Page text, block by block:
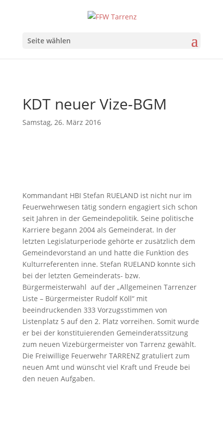
Seite wählen
KDT neuer Vize-BGM
Samstag, 26. März 2016
Kommandant HBI Stefan RUELAND ist nicht nur im
Feuerwehrwesen tätig sondern engagiert sich schon
seit Jahren in der Gemeindepolitik. Seine politische
Karriere begann 2004 als Gemeinderat. In der
letzten Legislaturperiode gehörte er zusätzlich dem
Gemeindevorstand an und hatte die Funktion des
Kulturreferenten inne. Stefan RUELAND konnte sich
bei der letzten Gemeinderats- bzw.
Bürgermeisterwahl auf der „Allgemeinen Tarrenzer
Liste – Bürgermeister Rudolf Köll“ mit
beeindruckenden 333 Vorzugsstimmen von
Listenplatz 5 auf den 2. Platz vorreihen. Somit wurde
er bei der konstituierenden Gemeinderatssitzung
zum neuen Vizebürgermeister von Tarrenz gewählt.
Die Freiwillige Feuerwehr TARRENZ gratuliert zum
neuen Amt und wünscht viel Kraft und Freude bei
den neuen Aufgaben.